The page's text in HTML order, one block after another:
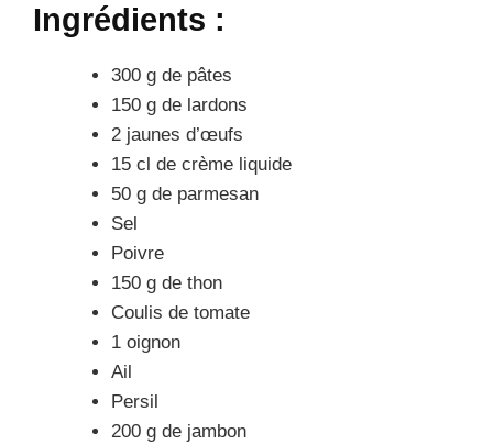
Ingrédients :
300 g de pâtes
150 g de lardons
2 jaunes d’œufs
15 cl de crème liquide
50 g de parmesan
Sel
Poivre
150 g de thon
Coulis de tomate
1 oignon
Ail
Persil
200 g de jambon